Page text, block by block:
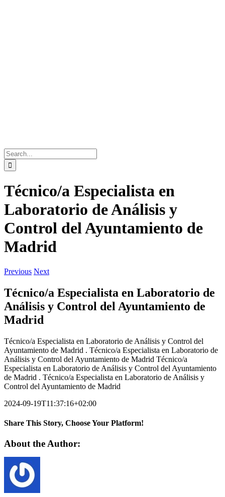
Search
for:
Técnico/a Especialista en
Laboratorio de Análisis y
Control del Ayuntamiento de
Madrid
Previous Next
Técnico/a Especialista en Laboratorio de
Análisis y Control del Ayuntamiento de
Madrid
Técnico/a Especialista en Laboratorio de Análisis y Control del
Ayuntamiento de Madrid . Técnico/a Especialista en Laboratorio de
Análisis y Control del Ayuntamiento de Madrid Técnico/a
Especialista en Laboratorio de Análisis y Control del Ayuntamiento
de Madrid . Técnico/a Especialista en Laboratorio de Análisis y
Control del Ayuntamiento de Madrid
2024-09-19T11:37:16+02:00
Share This Story, Choose Your Platform!
Facebook
Twitter
LinkedIn
Reddit
WhatsApp
Tumblr
Pinterest
Vk
Xing
Email
About the Author: